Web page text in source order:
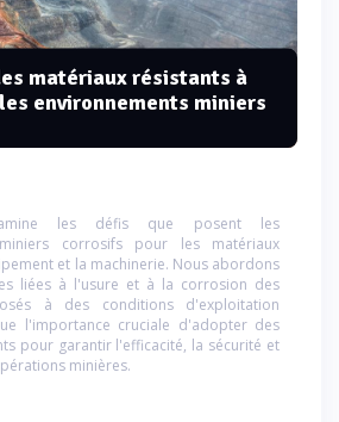
matériaux résistants à
environnements miniers
les défis que posent les
miniers corrosifs pour les matériaux
et la machinerie. Nous abordons
liées à l'usure et à la corrosion des
à des conditions d'exploitation
l'importance cruciale d'adopter des
pour garantir l'efficacité, la sécurité et
minières.